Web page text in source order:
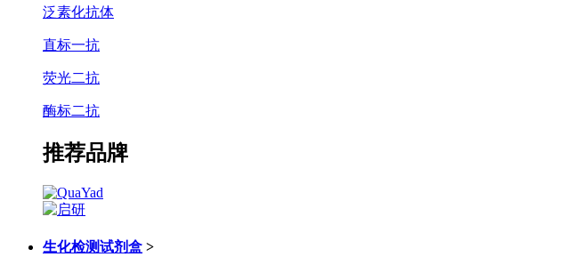
泛素化抗体
直标一抗
荧光二抗
酶标二抗
推荐品牌
生化检测试剂盒 >